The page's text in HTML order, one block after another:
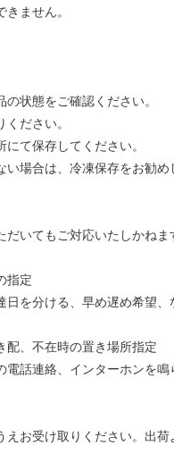
ません。
状態をご確認ください。
ださい。
て保存してください。
場合は、冷凍保存をお勧め
だいてもご対応いたしかね
指定
日を分ける、早め遅め希望、
配、不在時の置き場所指定
電話連絡、インターホンを鳴
お受け取りください。出荷